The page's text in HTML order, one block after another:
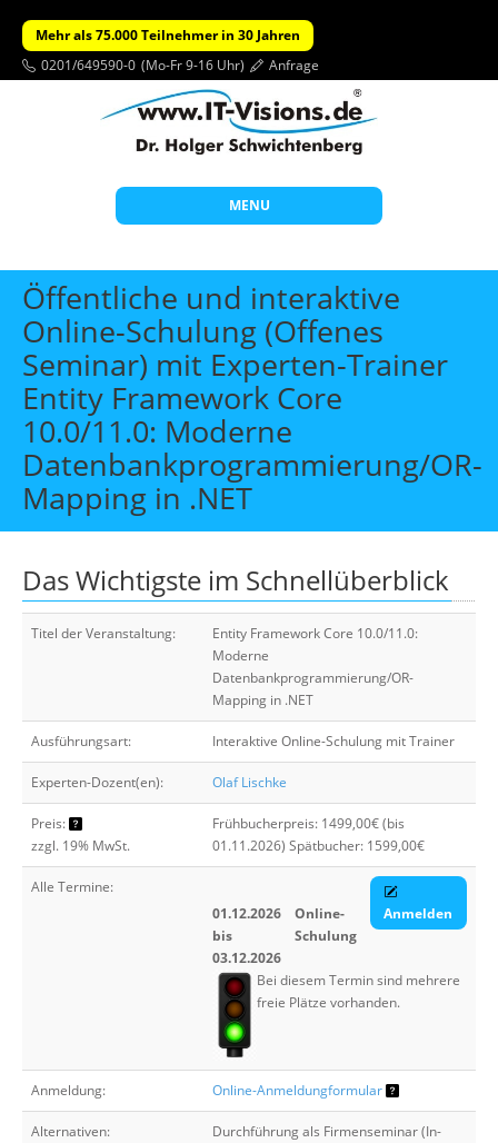
Mehr als 75.000 Teilnehmer in 30 Jahren
0201/649590-0 (Mo-Fr 9-16 Uhr) Anfrage
MENU
Start
Themen
Beratung
Individuelle Schulungen
Offene Seminare
Wissen
Über uns
Öffentliche und interaktive
Online-Schulung (Offenes
Seminar) mit Experten-Trainer
Entity Framework Core
10.0/11.0: Moderne
Datenbankprogrammierung/OR-
Mapping in .NET
Das Wichtigste im Schnellüberblick
Titel der Veranstaltung:
Entity Framework Core 10.0/11.0:
Moderne
Datenbankprogrammierung/OR-
Mapping in .NET
Ausführungsart: Interaktive Online-Schulung mit Trainer
Experten-Dozent(en): Olaf Lischke
Preis:
zzgl. 19% MwSt.
Frühbucherpreis: 1499,00€ (bis
01.11.2026) Spätbucher: 1599,00€
Alle Termine:
01.12.2026
bis
03.12.2026
Online-
Schulung
Anmelden
Bei diesem Termin sind mehrere
freie Plätze vorhanden.
Anmeldung: Online-Anmeldungformular
Alternativen:
Durchführung als Firmenseminar (In-